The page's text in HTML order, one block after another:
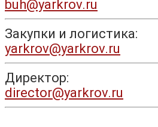
buh@yarkrov.ru
Закупки и логистика:
yarkrov@yarkrov.ru
Директор:
director@yarkrov.ru